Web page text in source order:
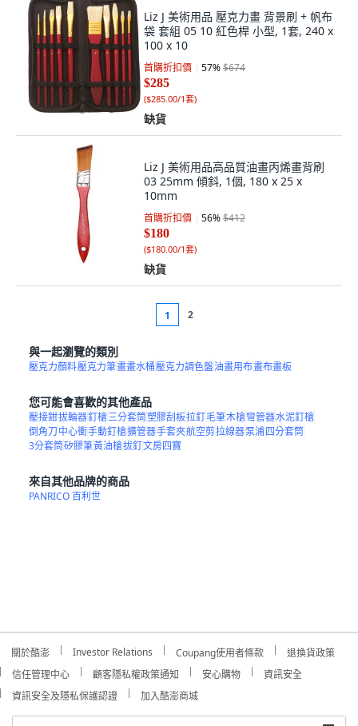
Liz J 美術用品 壓克力畫 背景刷 + 帆布
袋 套組 05 10 紅色桿 小型, 1套, 240 x
100 x 10
首購折扣價 57%$674
$285
($285.00/1套)
缺貨
Liz J 美術用品高品質油畫丙烯畫背刷
03 25mm 傾斜, 1個, 180 x 25 x
10mm
首購折扣價 56%$412
$180
($180.00/1套)
缺貨
1 2
與一起瀏覽的類別
壓克力顏料壓克力筆畫畫水桶壓克力調色盤油畫用布畫布畫板
您可能會喜歡的其他產品
壓接鉗拔輪器釘槍三分套筒塑膠刮板拉釘毛筆木槍彎管器水泥釘槍
倒角刀中心衝手動釘槍擴管器手套夾航空剪拉線器泵浦四分套筒
3分套筒矽膠筆黃油槍拔釘文房四寶
來自其他品牌的商品
PANRICO 百利世
關於酷澎 Investor Relations Coupang使用者條款
退換貨政策
信任管理中心
顧客隱私權政策通知 安心購物
資訊安全
資訊安全及隱私保護認證
加入酷澎商城